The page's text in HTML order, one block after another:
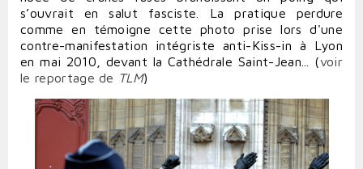
s’ouvrait en salut fasciste. La pratique perdure
comme en témoigne cette photo prise lors d'une
contre-manifestation intégriste anti-Kiss-in à Lyon
en mai 2010, devant la Cathédrale Saint-Jean... (voir
le reportage de TLM)